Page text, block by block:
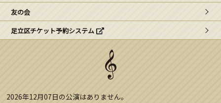
Gがくえん
ブランドからのお知らせ
友の会
足立区チケット予約システム
2026年12月07日の公演はありません。